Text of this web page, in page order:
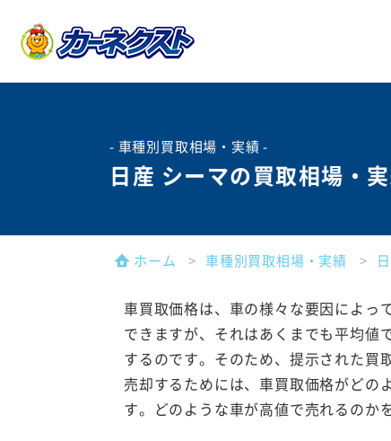
- 車種別買取相場・実績 -
日産 シーマの買取相場・
ホーム 車種別買取相場・実績
車買取価格は、車の様々な要因によっ
できますが、それはあくまでも平均値
するのです。そのため、提示された買
売却するためには、車買取価格がどの
す。どのような車が高値で売れるのか